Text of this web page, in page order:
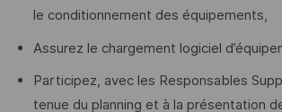
le conditionnement des équipements,
Assurez le chargement logiciel
Participez, avec les Responsables
tenue du planning et à la présentation